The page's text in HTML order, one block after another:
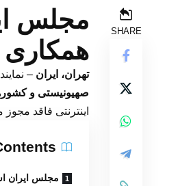
SHARE
مجلس
همکاری
تهران، ایران –
صهیونیستی و
اینترنتی فاقد مجوز
مجلس ایران